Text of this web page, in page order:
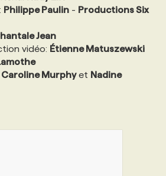
Philippe Paulin - Productions Six
Jean
vidéo: Étienne Matuszewski
Caroline Murphyet Nadine